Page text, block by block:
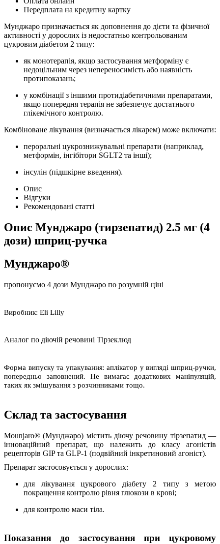
Передплата на кредитну картку
Мунджаро призначається як доповнення до дієти та фізичної
активності у дорослих із недостатньо контрольованим
цукровим діабетом 2 типу:
як монотерапія, якщо застосування метформіну є
недоцільним через непереносимість або наявність
протипоказань;
у комбінації з іншими протидіабетичними препаратами,
якщо попередня терапія не забезпечує достатнього
глікемічного контролю.
Комбіноване лікування (визначається лікарем) може включати:
пероральні цукрознижувальні препарати (наприклад,
метформін, інгібітори SGLT2 та інші);
інсулін (підшкірне введення).
Опис
Відгуки
Рекомендовані статті
Опис Мунджаро (тирзепатид) 2.5 мг (4
дози) шприц-ручка
Мунджаро®
пропонуємо 4 дози Мунджаро по розумній ціні
Виробник: Eli Lilly
Аналог по діючій речовині Тірзеклюд
Форма випуску та упакування: аплікатор у вигляді шприц-ручки,
попередньо заповнений. Не вимагає додаткових маніпуляцій,
таких як змішування з розчинниками тощо.
Склад та застосування
Mounjaro® (Мунджаро) містить діючу речовину тірзепатид—
інноваційний препарат, що належить до класу агоністів
рецепторів GIP та GLP-1 (подвійний інкретиновий агоніст).
Препарат застосовується у дорослих:
для лікуванняцукрового діабету 2 типуз метою
покращення контролю рівня глюкози в крові;
для контролю маси тіла.
Показання до застосування при цукровому